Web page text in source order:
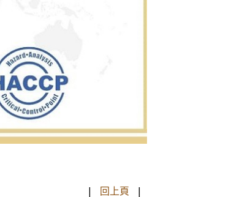
| 回上頁 |